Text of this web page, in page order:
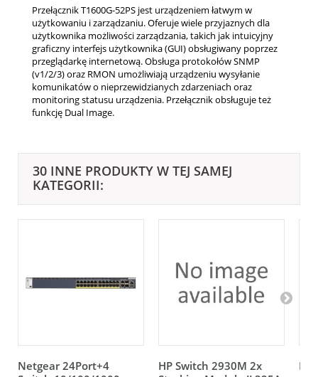
Przełącznik T1600G-52PS jest urządzeniem łatwym w
użytkowaniu i zarządzaniu. Oferuje wiele przyjaznych dla
użytkownika możliwości zarządzania, takich jak intuicyjny
graficzny interfejs użytkownika (GUI) obsługiwany poprzez
przeglądarkę internetową. Obsługa protokołów SNMP
(v1/2/3) oraz RMON umożliwiają urządzeniu wysyłanie
komunikatów o nieprzewidzianych zdarzeniach oraz
monitoring statusu urządzenia. Przełącznik obsługuje też
funkcję Dual Image.
30 INNE PRODUKTY W TEJ SAMEJ
KATEGORII:
Netgear 24Port+4
HP Switch 2930M 2x
HP